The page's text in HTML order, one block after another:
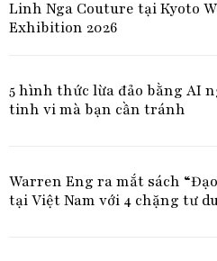
Linh Nga Couture tại Kyoto
Exhibition 2026
5 hình thức lừa đảo bằng AI
tinh vi mà bạn cần tránh
Warren Eng ra mắt sách
tại Việt Nam với 4 chặng tư